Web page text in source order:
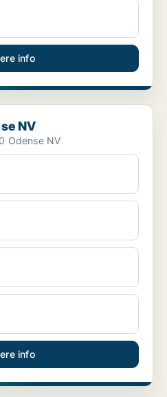
info
NV
Odense NV
info